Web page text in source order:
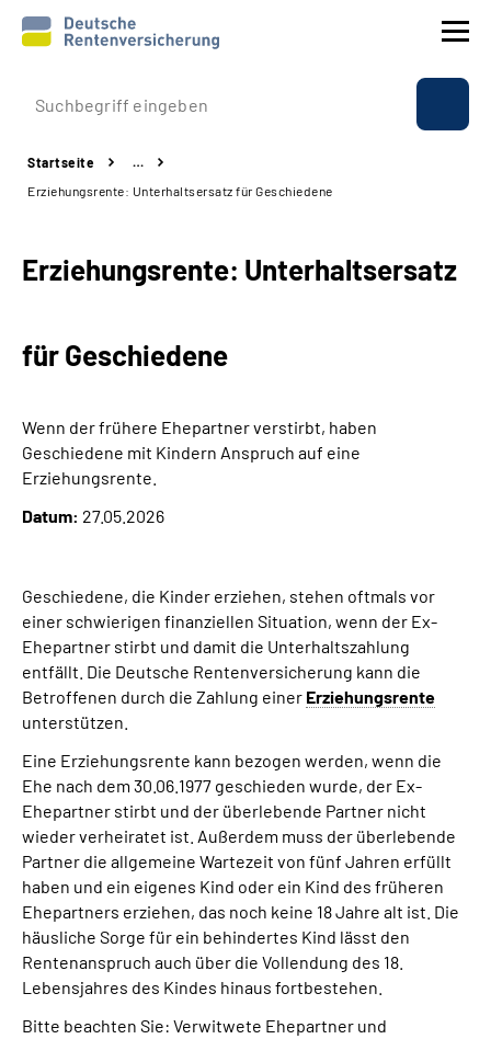
Prävention
Reha
Experten
Über uns & Presse
Online-Services
Language
Inhalte in Gebärdensprache (DGS)
Leichte Sprache
Mein Kundenportal
Startseite
…
Erziehungsrente: Unterhaltsersatz für Geschiedene
Erziehungsrente: Unterhaltsersatz
für Geschiedene
Wenn der frühere Ehepartner verstirbt, haben
Geschiedene mit Kindern Anspruch auf eine
Erziehungsrente.
Datum: 27.05.2026
Geschiedene, die Kinder erziehen, stehen oftmals vor
einer schwierigen finanziellen Situation, wenn der Ex-
Ehepartner stirbt und damit die Unterhaltszahlung
entfällt. Die Deutsche Rentenversicherung kann die
Betroffenen durch die Zahlung einer Erziehungsrente
unterstützen.
Eine Erziehungsrente kann bezogen werden, wenn die
Ehe nach dem 30.06.1977 geschieden wurde, der Ex-
Ehepartner stirbt und der überlebende Partner nicht
wieder verheiratet ist. Außerdem muss der überlebende
Partner die allgemeine Wartezeit von fünf Jahren erfüllt
haben und ein eigenes Kind oder ein Kind des früheren
Ehepartners erziehen, das noch keine 18 Jahre alt ist. Die
häusliche Sorge für ein behindertes Kind lässt den
Rentenanspruch auch über die Vollendung des 18.
Lebensjahres des Kindes hinaus fortbestehen.
Bitte beachten Sie: Verwitwete Ehepartner und